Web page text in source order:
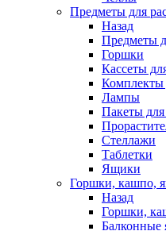
Предметы для
Назад
Предметы
Горшки
Кассеты
Комплекты
Лампы
Пакеты
Стеллажи
Таблетки
Ящики
Горшки, кашпо,
Назад
Горшки,
Балконные